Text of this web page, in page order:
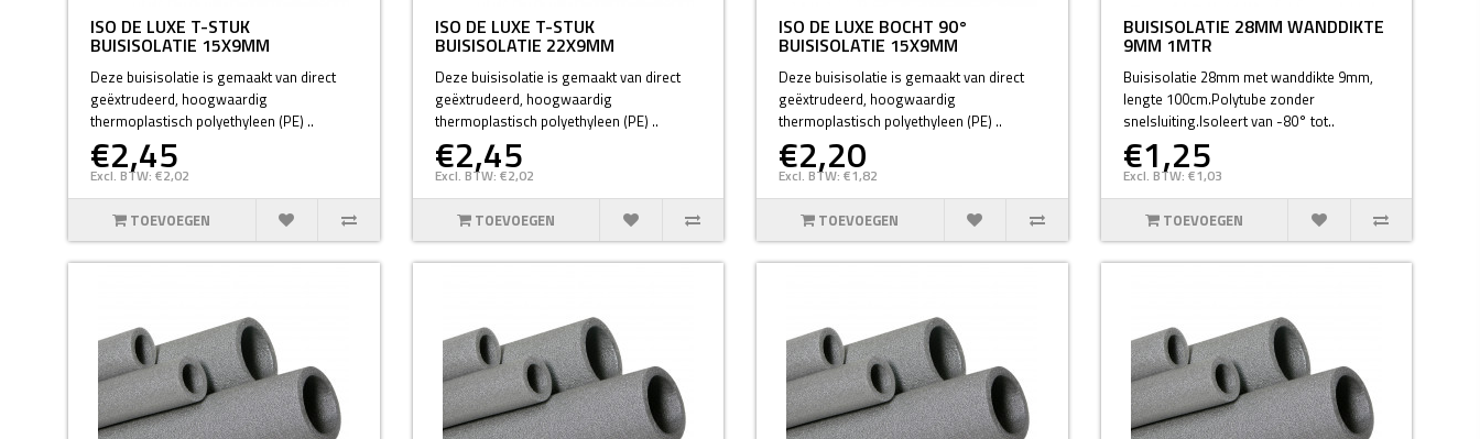
ISO DE LUXE T-STUK
BUISISOLATIE 15X9MM
Deze buisisolatie is gemaakt van direct
geëxtrudeerd, hoogwaardig
thermoplastisch polyethyleen (PE) ..
€2,45
Excl. BTW: €2,02
TOEVOEGEN
ISO DE LUXE T-STUK
BUISISOLATIE 22X9MM
Deze buisisolatie is gemaakt van direct
geëxtrudeerd, hoogwaardig
thermoplastisch polyethyleen (PE) ..
€2,45
Excl. BTW: €2,02
TOEVOEGEN
ISO DE LUXE BOCHT 90°
BUISISOLATIE 15X9MM
Deze buisisolatie is gemaakt van direct
geëxtrudeerd, hoogwaardig
thermoplastisch polyethyleen (PE) ..
€2,20
Excl. BTW: €1,82
TOEVOEGEN
BUISISOLATIE 28MM WANDDIKTE
9MM 1MTR
Buisisolatie 28mm met wanddikte 9mm,
lengte 100cm.Polytube zonder
snelsluiting.Isoleert van -80° tot..
€1,25
Excl. BTW: €1,03
TOEVOEGEN